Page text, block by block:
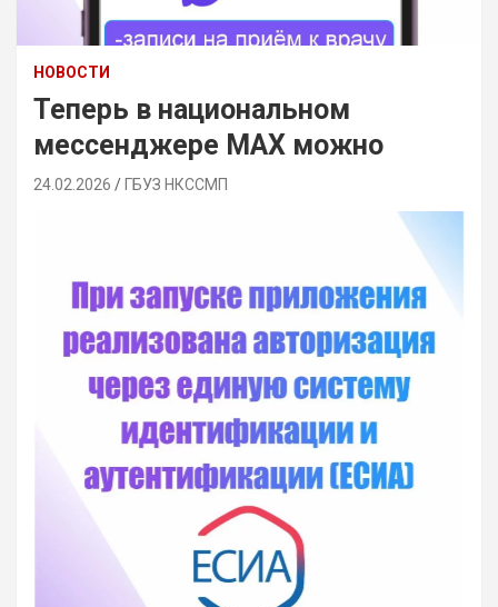
НОВОСТИ
Теперь в национальном
мессенджере МАХ можно
24.02.2026 ГБУЗ НКССМП